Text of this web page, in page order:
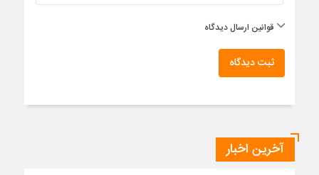
قوانین ارسال دیدگاه
ثبت دیدگاه
آخرین اخبار